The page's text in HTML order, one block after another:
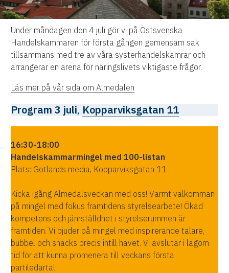
Under måndagen den 4 juli gör vi på Östsvenska
Handelskammaren för första gången gemensam sak
tillsammans med tre av våra systerhandelskamrar och
arrangerar en arena för näringslivets viktigaste frågor.
Läs mer på vår sida om Almedalen
Program 3 juli, Kopparviksgatan 11
16:30-18:00
Handelskammarmingel med 100-listan
Plats: Gotlands media, Kopparviksgatan 11
Kicka igång Almedalsveckan med oss! Varmt välkomman
på mingel med fokus framtidens styrelsearbete! Ökad
kompetens och jämställdhet i styrelserummen är
framtiden. Vi bjuder på mingel med inspirerande talare,
bubbel och snacks precis intill havet. Vi avslutar i lagom
tid för att kunna promenera till veckans första
partiledartal.